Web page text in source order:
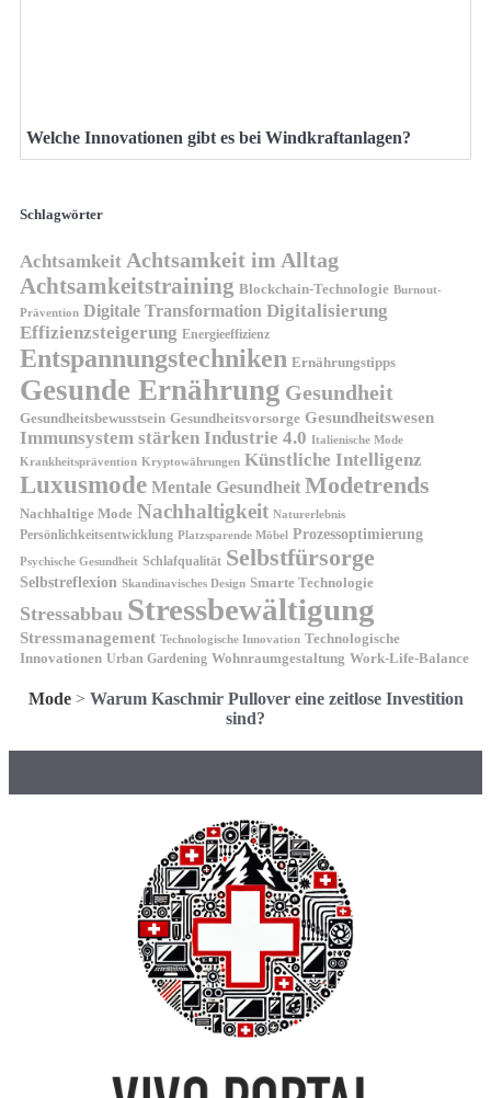
Welche Innovationen gibt es bei Windkraftanlagen?
Schlagwörter
Achtsamkeit Achtsamkeit im Alltag
Achtsamkeitstraining Blockchain-Technologie Burnout-
Prävention Digitale Transformation Digitalisierung
Effizienzsteigerung Energieeffizienz
Entspannungstechniken Ernährungstipps
Gesunde Ernährung Gesundheit
Gesundheitsbewusstsein Gesundheitsvorsorge Gesundheitswesen
Immunsystem stärken Industrie 4.0 Italienische Mode
Krankheitsprävention Kryptowährungen Künstliche Intelligenz
Luxusmode Mentale Gesundheit Modetrends
Nachhaltige Mode Nachhaltigkeit Naturerlebnis
Persönlichkeitsentwicklung Platzsparende Möbel Prozessoptimierung
Psychische Gesundheit Schlafqualität Selbstfürsorge
Selbstreflexion Skandinavisches Design Smarte Technologie
Stressabbau Stressbewältigung
Stressmanagement Technologische Innovation Technologische
Innovationen Urban Gardening Wohnraumgestaltung Work-Life-Balance
Mode> Warum Kaschmir Pullover eine zeitlose Investition
sind?